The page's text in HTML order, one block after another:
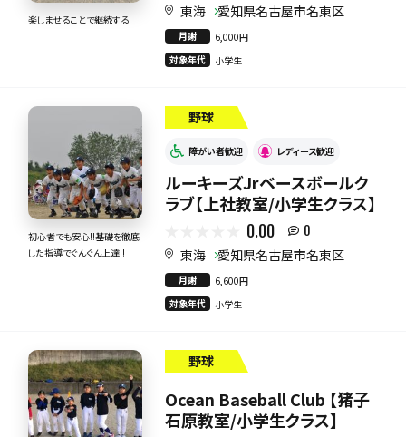
楽しませることで継続する 東海 愛知県名古屋市名東区
月謝
6,000円
対象年代
小学生
初心者でも安心!!基礎を徹底
した指導でぐんぐん上達!!
野球
障がい者歓迎 レディース歓迎
ルーキーズJrベースボールク
ラブ【上社教室/小学生クラス】
0.00 0
東海 愛知県名古屋市名東区
月謝
6,600円
対象年代
小学生
野球
Ocean Baseball Club 【猪子
石原教室/小学生クラス】